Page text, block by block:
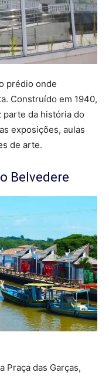
prédio onde
Construído em 1940,
da história do
exposições, aulas
de arte.
Belvedere
Praça das Garças,